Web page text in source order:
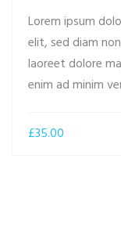
Lorem ipsum
elit, sed diam
laoreet dolore
enim ad minim
£35.00